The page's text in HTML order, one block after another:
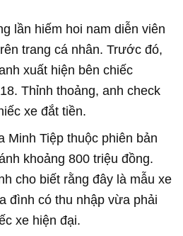
lần hiếm hoi nam diễn viên
trang cá nhân. Trước đó,
xuất hiện bên chiếc
Thỉnh thoảng, anh check
xe đắt tiền.
Minh Tiệp thuộc phiên bản
khoảng 800 triệu đồng.
cho biết rằng đây là mẫu xe
đình có thu nhập vừa phải
xe hiện đại.